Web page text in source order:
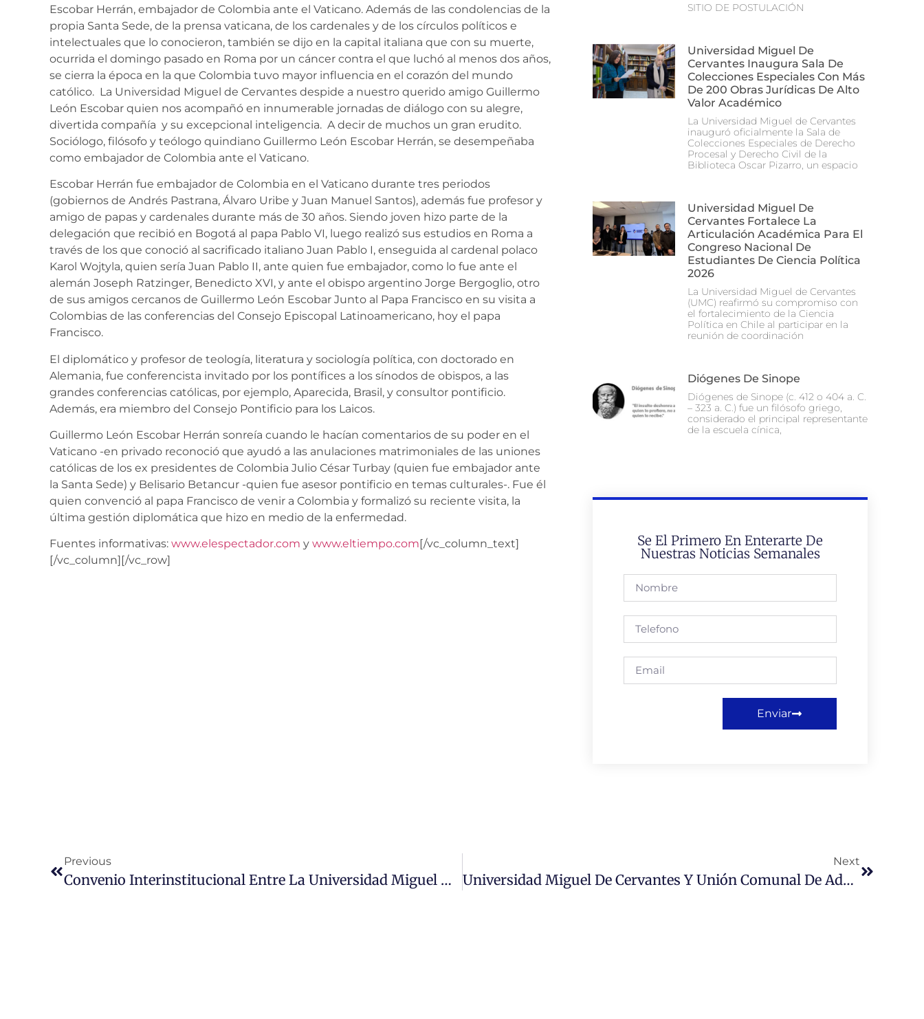
Escobar Herrán, embajador de Colombia ante el Vaticano. Además de las condolencias de la
propia Santa Sede, de la prensa vaticana, de los cardenales y de los círculos políticos e
intelectuales que lo conocieron, también se dijo en la capital italiana que con su muerte,
ocurrida el domingo pasado en Roma por un cáncer contra el que luchó al menos dos años,
se cierra la época en la que Colombia tuvo mayor influencia en el corazón del mundo
católico. La Universidad Miguel de Cervantes despide a nuestro querido amigo Guillermo
León Escobar quien nos acompañó en innumerable jornadas de diálogo con su alegre,
divertida compañía y su excepcional inteligencia. A decir de muchos un gran erudito.
Sociólogo, filósofo y teólogo quindiano Guillermo León Escobar Herrán, se desempeñaba
como embajador de Colombia ante el Vaticano.
Escobar Herrán fue embajador de Colombia en el Vaticano durante tres periodos
(gobiernos de Andrés Pastrana, Álvaro Uribe y Juan Manuel Santos), además fue profesor y
amigo de papas y cardenales durante más de 30 años. Siendo joven hizo parte de la
delegación que recibió en Bogotá al papa Pablo VI, luego realizó sus estudios en Roma a
través de los que conoció al sacrificado italiano Juan Pablo I, enseguida al cardenal polaco
Karol Wojtyla, quien sería Juan Pablo II, ante quien fue embajador, como lo fue ante el
alemán Joseph Ratzinger, Benedicto XVI, y ante el obispo argentino Jorge Bergoglio, otro
de sus amigos cercanos de Guillermo León Escobar Junto al Papa Francisco en su visita a
Colombias de las conferencias del Consejo Episcopal Latinoamericano, hoy el papa
Francisco.
El diplomático y profesor de teología, literatura y sociología política, con doctorado en
Alemania, fue conferencista invitado por los pontífices a los sínodos de obispos, a las
grandes conferencias católicas, por ejemplo, Aparecida, Brasil, y consultor pontificio.
Además, era miembro del Consejo Pontificio para los Laicos.
Guillermo León Escobar Herrán sonreía cuando le hacían comentarios de su poder en el
Vaticano -en privado reconoció que ayudó a las anulaciones matrimoniales de las uniones
católicas de los ex presidentes de Colombia Julio César Turbay (quien fue embajador ante
la Santa Sede) y Belisario Betancur -quien fue asesor pontificio en temas culturales-. Fue él
quien convenció al papa Francisco de venir a Colombia y formalizó su reciente visita, la
última gestión diplomática que hizo en medio de la enfermedad.
Fuentes informativas: www.elespectador.com y www.eltiempo.com [/vc_column_text]
[/vc_column][/vc_row]
SITIO DE POSTULACIÓN
Universidad Miguel De
Cervantes Inaugura Sala De
Colecciones Especiales Con Más
De 200 Obras Jurídicas De Alto
Valor Académico
La Universidad Miguel de Cervantes
inauguró oficialmente la Sala de
Colecciones Especiales de Derecho
Procesal y Derecho Civil de la
Biblioteca Oscar Pizarro, un espacio
Universidad Miguel De
Cervantes Fortalece La
Articulación Académica Para El
Congreso Nacional De
Estudiantes De Ciencia Política
2026
La Universidad Miguel de Cervantes
(UMC) reafirmó su compromiso con
el fortalecimiento de la Ciencia
Política en Chile al participar en la
reunión de coordinación
Diógenes De Sinope
Diógenes de Sinope (c. 412 o 404 a. C.
– 323 a. C.) fue un filósofo griego,
considerado el principal representante
de la escuela cínica,
Se El Primero En Enterarte De
Nuestras Noticias Semanales
Enviar
Previous
Convenio Interinstitucional Entre La Universidad Miguel De Cervantes De Chile Y La Universidad Católica Luis Amigó De Colombia.
Next
Universidad Miguel De Cervantes Y Unión Comunal De Adulto Mayor De Santiago Clausuran Talleres Programa Adulto Mayor 2017.